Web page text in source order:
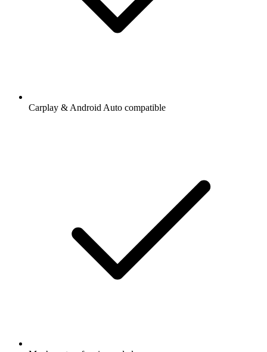
Carplay & Android Auto compatible